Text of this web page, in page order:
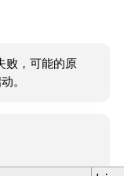
败，可能的原
。